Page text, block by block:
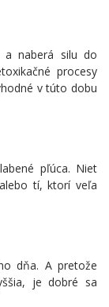
a naberá silu do
procesy
v túto dobu
pľúca. Niet
tí, ktorí veľa
dňa. A pretože
je dobré sa